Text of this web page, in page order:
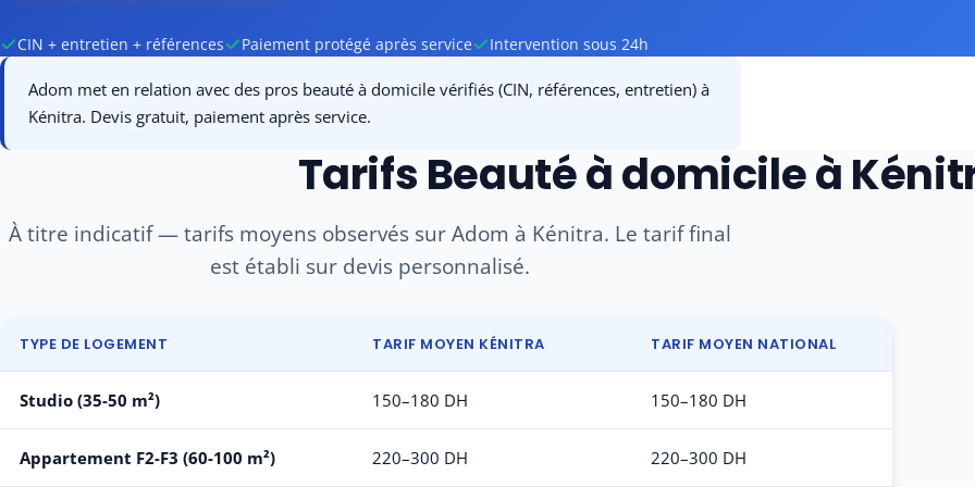
CIN + entretien + références Paiement protégé après service Intervention sous 24h
Adom met en relation avec des pros beauté à domicile vérifiés (CIN, références, entretien) à
Kénitra. Devis gratuit, paiement après service.
Tarifs Beauté à domicile à
À titre indicatif — tarifs moyens observés sur Adom à Kénitra. Le tarif final
est établi sur devis personnalisé.
TYPE DE LOGEMENT TARIF MOYEN KÉNITRA TARIF MOYEN NATIONAL
Studio (35-50 m²) 150–180 DH 150–180 DH
Appartement F2-F3 (60-100 m²) 220–300 DH 220–300 DH